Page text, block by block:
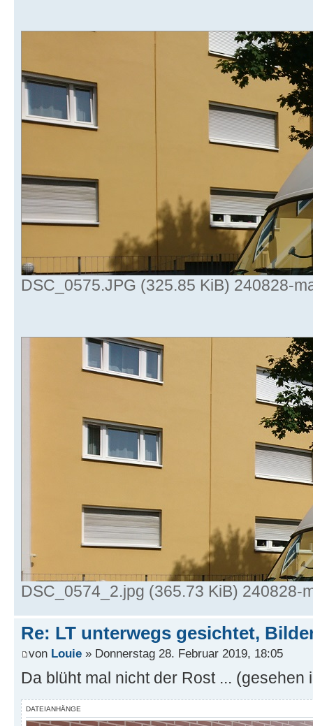
DSC_0575.JPG (325.85 KiB) 240828-
DSC_0574_2.jpg (365.73 KiB) 240828-
Re: LT unterwegs gesichtet,
von Louie » Donnerstag 28. Februar 2019, 18:05
Da blüht mal nicht der Rost ... (gesehen
DATEIANHÄNGE